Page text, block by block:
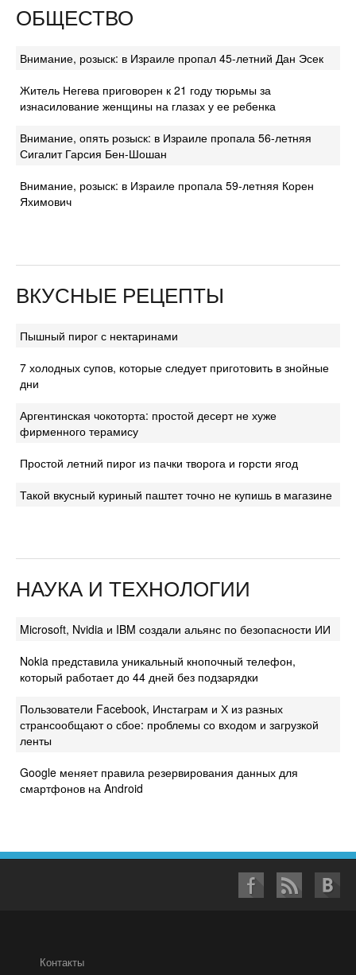
ОБЩЕСТВО
Внимание, розыск: в Израиле пропал 45-летний Дан Эсек
Житель Негева приговорен к 21 году тюрьмы за
изнасилование женщины на глазах у ее ребенка
Внимание, опять розыск: в Израиле пропала 56-летняя
Сигалит Гарсия Бен-Шошан
Внимание, розыск: в Израиле пропала 59-летняя Корен
Яхимович
ВКУСНЫЕ РЕЦЕПТЫ
Пышный пирог с нектаринами
7 холодных супов, которые следует приготовить в знойные
дни
Аргентинская чокоторта: простой десерт не хуже
фирменного терамису
Простой летний пирог из пачки творога и горсти ягод
Такой вкусный куриный паштет точно не купишь в магазине
НАУКА И ТЕХНОЛОГИИ
Microsoft, Nvidia и IBM создали альянс по безопасности ИИ
Nokia представила уникальный кнопочный телефон,
который работает до 44 дней без подзарядки
Пользователи Facebook, Инстаграм и Х из разных
странсообщают о сбое: проблемы со входом и загрузкой
ленты
Google меняет правила резервирования данных для
смартфонов на Android
Контакты